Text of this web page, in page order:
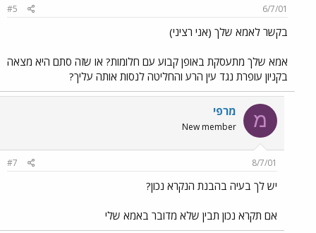
6/7/01
#5
בקשר לאמא שלך (אני רציני)
אמא שלך מתעסקת באופן קבוע עם חלומות? או שזה סתם היא מצאה
בקניון עופרת נגד עין הרע והחליטה לנסות אותה עליך?
מ מרפי
New member
8/7/01
#7
יש לך בעיה בהבנת הנקרא נכון?
אם תקרא נכון תבין שלא מדובר באמא שלי